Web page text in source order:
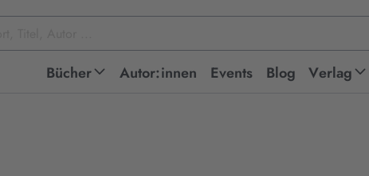
Bücher Autor:innen Events Blog Verlag